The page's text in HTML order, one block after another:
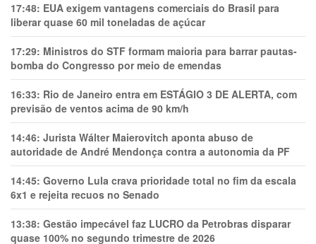
17:48: EUA exigem vantagens comerciais do Brasil para
liberar quase 60 mil toneladas de açúcar
17:29: Ministros do STF formam maioria para barrar pautas-
bomba do Congresso por meio de emendas
16:33: Rio de Janeiro entra em ESTÁGIO 3 DE ALERTA, com
previsão de ventos acima de 90 km/h
14:46: Jurista Wálter Maierovitch aponta abuso de
autoridade de André Mendonça contra a autonomia da PF
14:45: Governo Lula crava prioridade total no fim da escala
6x1 e rejeita recuos no Senado
13:38: Gestão impecável faz LUCRO da Petrobras disparar
quase 100% no segundo trimestre de 2026